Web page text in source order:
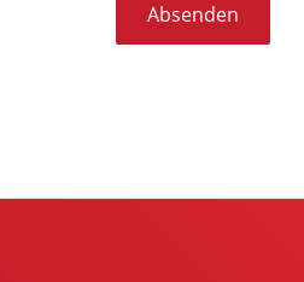
Absenden